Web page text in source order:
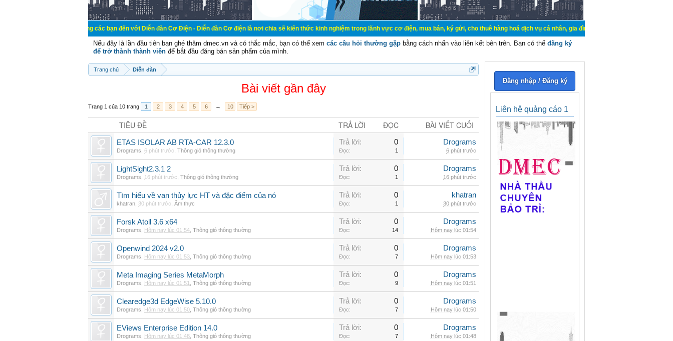
Chào mừng các bạn đến với Diễn đàn Cơ Điện - Diễn đàn Cơ điện là nơi chia sẽ kiến thức kinh nghiệm trong lãnh vực cơ điện, mua bán, ký gửi, cho thuê hàng hoá dịch vụ cá nhân, gia đình. Mua bán, ký gửi, cho thuê thiết
Nếu đây là lần đầu tiên bạn ghé thăm dmec.vn và có thắc mắc, bạn có thể xem các câu hỏi thường gặp bằng cách nhấn vào liên kết bên trên. Bạn có thể đăng ký
để trở thành thành viên để bắt đầu đăng bán sản phẩm của mình.
Trang chủ Diễn đàn
Bài viết gần đây
Trang 1 của 10 trang 1 2 3 4 5 6 → 10 Tiếp >
TIÊU ĐỀ TRẢ LỜI ĐỌC BÀI VIẾT CUỐI
ETAS ISOLAR AB RTA-CAR 12.3.0
Drograms 6 phút trước Thông gió thông thường
Trả lời: 0
Đọc: 1
Drograms
6 phút trước
LightSight2.3.1 2
Drograms 16 phút trước Thông gió thông thường
Trả lời: 0
Đọc: 1
Drograms
16 phút trước
Tìm hiểu về van thủy lực HT và đặc điểm của nó
khatran 30 phút trước Ẩm thực
Trả lời: 0
Đọc: 1
khatran
30 phút trước
Forsk Atoll 3.6 x64
Drograms Hôm nay lúc 01:54 Thông gió thông thường
Trả lời: 0
Đọc: 14
Drograms
Hôm nay lúc 01:54
Openwind 2024 v2.0
Drograms Hôm nay lúc 01:53 Thông gió thông thường
Trả lời: 0
Đọc: 7
Drograms
Hôm nay lúc 01:53
Meta Imaging Series MetaMorph
Drograms Hôm nay lúc 01:51 Thông gió thông thường
Trả lời: 0
Đọc: 9
Drograms
Hôm nay lúc 01:51
Clearedge3d EdgeWise 5.10.0
Drograms Hôm nay lúc 01:50 Thông gió thông thường
Trả lời: 0
Đọc: 7
Drograms
Hôm nay lúc 01:50
EViews Enterprise Edition 14.0
Drograms Hôm nay lúc 01:48 Thông gió thông thường
Trả lời: 0
Đọc: 7
Drograms
Hôm nay lúc 01:48
Đăng nhập / Đăng ký
Liên hệ quảng cáo 1